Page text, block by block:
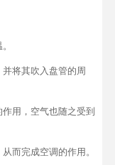
将其吹入盘管的周
用，空气也随之受到
而完成空调的作用。